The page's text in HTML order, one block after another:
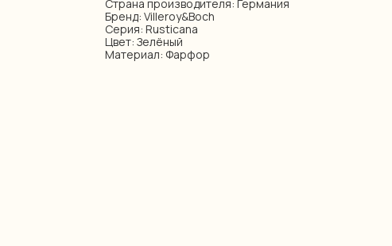
Страна производителя: Германия
Бренд: Villeroy&Boch
Серия: Rusticana
Цвет: Зелёный
Материал: Фарфор